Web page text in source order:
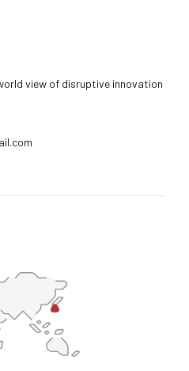
view of disruptive innovation